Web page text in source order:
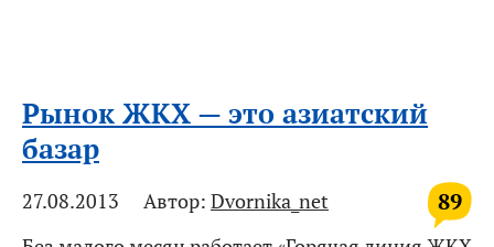
Рынок ЖКХ — это азиатский
базар
89
27.08.2013 Автор: Dvornika_net